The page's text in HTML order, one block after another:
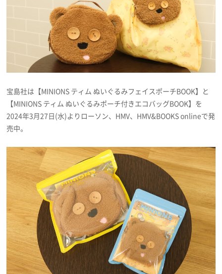
インタビュー
フィルム
Emoメン
ランキング
Emo!miuとは？
免責事項
プライバシーポリシー
利用規約
お問い合わせ
宝島社は【MINIONS ティム ぬいぐるみフェイスポーチBOOK】と
【MINIONS ティム ぬいぐるみポーチ付きエコバッグBOOK】を
2024年3月27日(水)よりローソン、HMV、HMV&BOOKS onlineで発
売中。